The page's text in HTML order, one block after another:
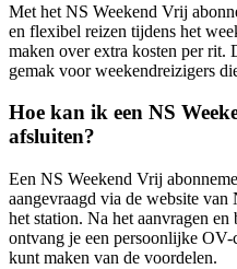
Met het NS Weekend Vrij
en flexibel reizen tijdens het
maken over extra kosten per rit.
gemak voor weekendreizigers
Hoe kan ik een NS
afsluiten?
Een NS Weekend Vrij
aangevraagd via de website
het station. Na het aanvragen en
ontvang je een persoonlijke
kunt maken van de voordelen.